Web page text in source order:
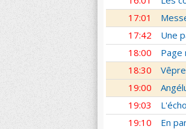
17:01
17:42 Une
18:00 Page
18:30
19:00
19:03
19:10 En